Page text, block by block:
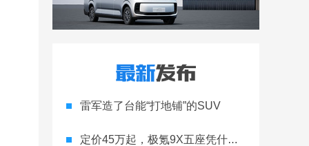
雷军造了台能“打地铺”的SUV
定价45万起，极氪9X五座凭什么领跑高端